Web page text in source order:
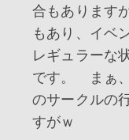
合もあります
もあり、イベ
レギュラーな
です。 まぁ
のサークルの
すがｗ